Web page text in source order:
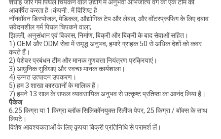
शंघाई जौर गर्म पिघल चिपकने वाले उद्योग में अनुभवी अभिजात्य वर्ग की एक टीम को
आकर्षित करता है।कंपनी . में विशिष्ट है
नॉनवॉवन डिस्पोजल, मेडिकल, औद्योगिक टेप और लेबल, और वॉटरप्रूफिंग के लिए दबाव
संवेदनशील गर्म पिघल चिपकने वाला;
झिल्ली, अनुसंधान एवं विकास, निर्माण, बिक्री और बिक्री के बाद सेवाओं सहित।
1) OEM और ODM सेवा में समृद्ध अनुभव, हमारे ग्राहक 50 से अधिक देशों को कवर
करते हैं।
2) पेशेवर प्रबंधन टीम और मानक गुणवत्ता नियंत्रण प्रक्रियाएं।
3) आधुनिक सुविधाएं और स्वच्छ मानक कार्यशाला।
4) उन्नत उत्पादन उपकरण।
5) हम 3 शाखा कारखानों के मालिक हैं।
7) हमने 13 साल के सफल व्यावसायिक अनुभव से उत्कृष्ट प्रतिष्ठा का आनंद लिया है।
पैकेज
6.25 किग्रा या 1 किग्रा ब्लॉक सिलिकॉनयुक्त रिलीज पेपर, 25 किग्रा / बॉक्स के साथ
लिपटे।
विशेष आवश्यकताओं के लिए कृपया बिक्री प्रतिनिधि से परामर्श लें।